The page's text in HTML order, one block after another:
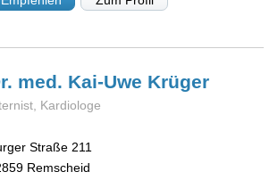
med. Kai-Uwe Krüger
Kardiologe
Straße 211
Remscheid